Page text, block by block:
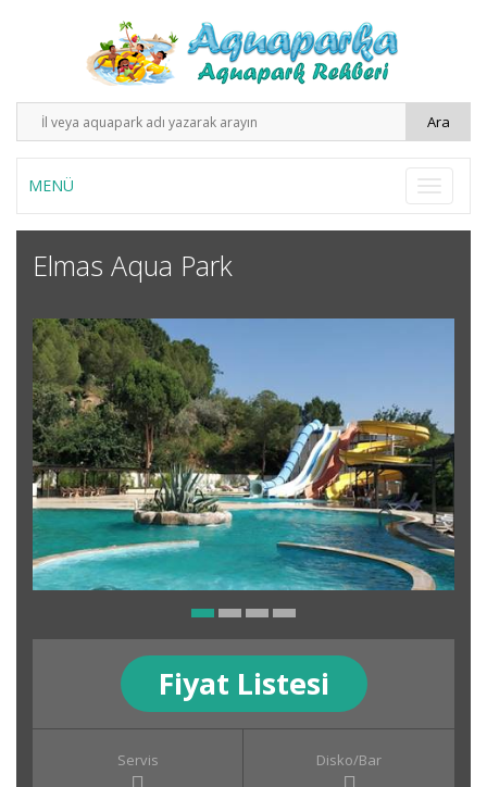
MENÜ
Elmas Aqua Park
Fiyat Listesi
Servis Disko/Bar